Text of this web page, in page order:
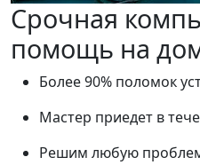
Срочная
помощь на
Более 90% поломок
Мастер приедет в
Решим любую